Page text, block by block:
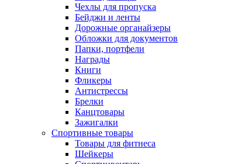
Чехлы для пропуска
Бейджи и ленты
Дорожные органайзеры
Обложки для документов
Папки, портфели
Награды
Книги
Фликеры
Антистрессы
Брелки
Канцтовары
Зажигалки
Спортивные товары
Товары для фитнеса
Шейкеры